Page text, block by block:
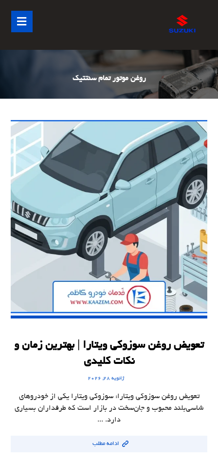
روغن موتور تمام سنتتیک
تعویض روغن سوزوکی ویتارا | بهترین زمان و
نکات کلیدی
ژانویه ۲۸, ۲۰۲۶
تعویض روغن سوزوکی ویتارا: سوزوکی ویتارا یکی از خودروهای
شاسی‌بلند محبوب و جان‌سخت در بازار است که طرفداران بسیاری
دارد. ...
ادامه مطلب